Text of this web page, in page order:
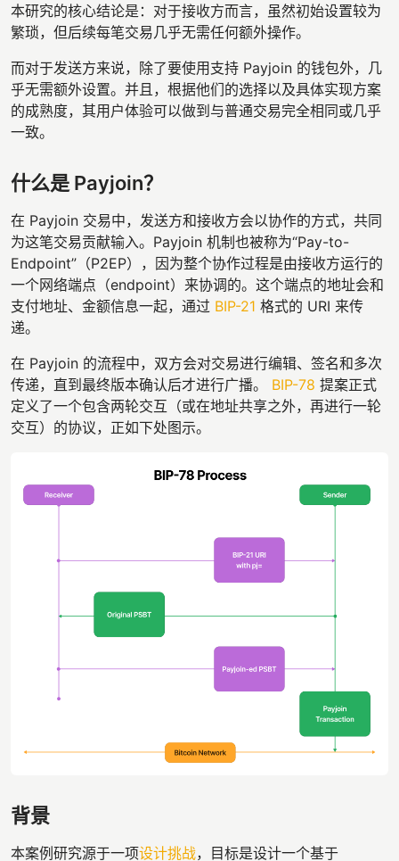
本研究的核心结论是：对于接收方而言，虽然初始设置较为
繁琐，但后续每笔交易几乎无需任何额外操作。
而对于发送方来说，除了要使用支持 Payjoin 的钱包外，几
乎无需额外设置。并且，根据他们的选择以及具体实现方案
的成熟度，其用户体验可以做到与普通交易完全相同或几乎
一致。
什么是 Payjoin？
在 Payjoin 交易中，发送方和接收方会以协作的方式，共同
为这笔交易贡献输入。Payjoin 机制也被称为“Pay-to-
Endpoint”（P2EP），因为整个协作过程是由接收方运行的
一个网络端点（endpoint）来协调的。这个端点的地址会和
支付地址、金额信息一起，通过 BIP-21 格式的 URI 来传
递。
在 Payjoin 的流程中，双方会对交易进行编辑、签名和多次
传递，直到最终版本确认后才进行广播。 BIP-78 提案正式
定义了一个包含两轮交互（或在地址共享之外，再进行一轮
交互）的协议，正如下处图示。
背景
本案例研究源于一项设计挑战，目标是设计一个基于